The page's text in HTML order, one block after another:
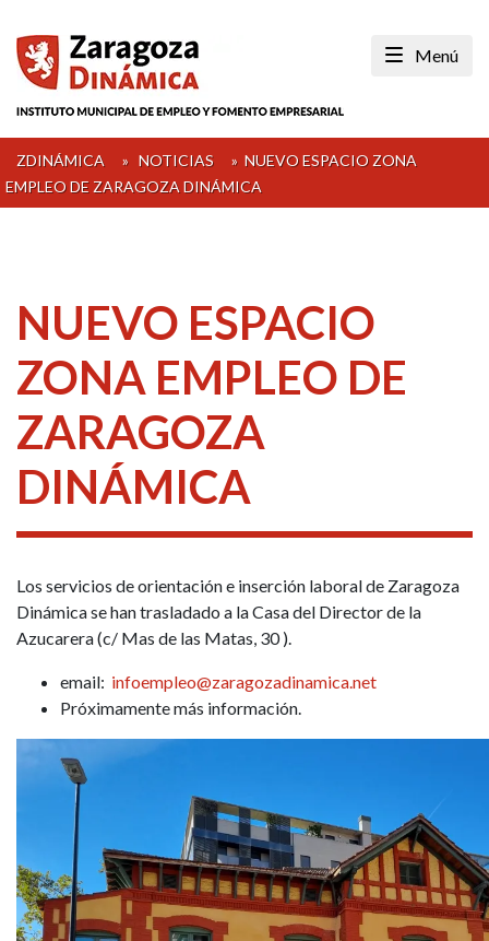
content
Menú
ZDINÁMICA » NOTICIAS » NUEVO ESPACIO ZONA
EMPLEO DE ZARAGOZA DINÁMICA
NUEVO ESPACIO
ZONA EMPLEO DE
ZARAGOZA
DINÁMICA
Los servicios de orientación e inserción laboral de Zaragoza
Dinámica se han trasladado a la Casa del Director de la
Azucarera (c/ Mas de las Matas, 30 ).
email: infoempleo@zaragozadinamica.net
Próximamente más información.